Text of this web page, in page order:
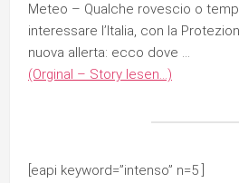
Meteo – Qualche rovescio o
interessare l’Italia, con la
nuova allerta: ecco dove …
(Orginal – Story lesen…)
[eapi keyword=”intenso” n=5 ]